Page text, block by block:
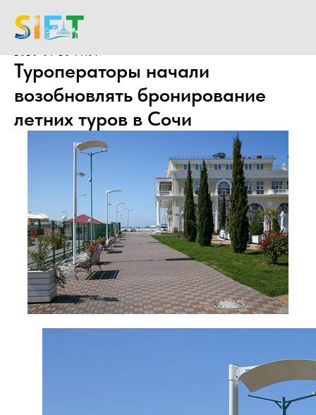
Туроператоры начали
возобновлять бронирование
летних туров в Сочи